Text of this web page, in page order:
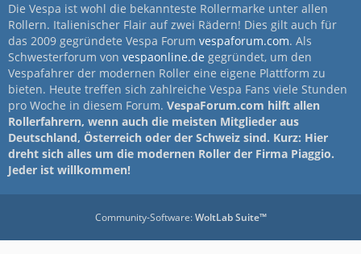
Die Vespa ist wohl die bekannteste Rollermarke unter allen
Rollern. Italienischer Flair auf zwei Rädern! Dies gilt auch für
das 2009 gegründete Vespa Forum vespaforum.com. Als
Schwesterforum von vespaonline.de gegründet, um den
Vespafahrer der modernen Roller eine eigene Plattform zu
bieten. Heute treffen sich zahlreiche Vespa Fans viele Stunden
pro Woche in diesem Forum. VespaForum.com hilft allen
Rollerfahrern, wenn auch die meisten Mitglieder aus
Deutschland, Österreich oder der Schweiz sind. Kurz: Hier
dreht sich alles um die modernen Roller der Firma Piaggio.
Jeder ist willkommen!
Community-Software:WoltLab Suite™